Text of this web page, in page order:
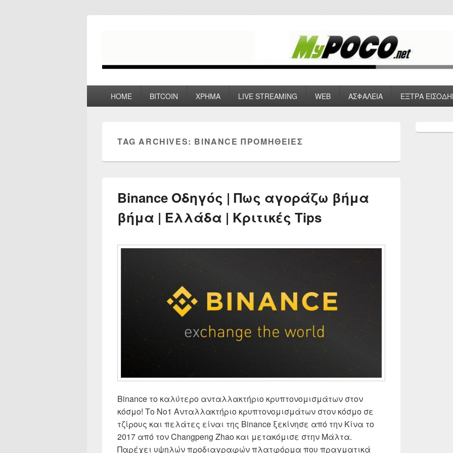
HOME BITCOIN ΧΡΗΜΑ LIVE STREAMING WEB ΑΣΦΑΛΕΙΑ ΕΞΤΡΑ
TAG ARCHIVES: BINANCE ΠΡΟΜΉΘΕΙΕΣ
Binance Οδηγός | Πως αγοράζω βήμα
βήμα | Ελλάδα | Κριτικές Tips
Binance το καλύτερο ανταλλακτήριο κρυπτονομισμάτων στον
κόσμο! Το Νο1 Ανταλλακτήριο κρυπτονομισμάτων στον κόσμο σε
τζίρους και πελάτες είναι της Binance ξεκίνησε από την Κίνα το
2017 από τον Changpeng Zhao και μετακόμισε στην Μάλτα.
Παρέχει υψηλών προδιαγραφών πλατφόρμα που πραγματικά
Sidebar